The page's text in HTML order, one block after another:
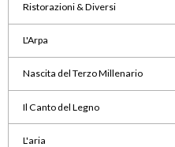
Ristorazioni & Diversi
L'Arpa
Nascita del Terzo Millenario
Il Canto del Legno
L'aria